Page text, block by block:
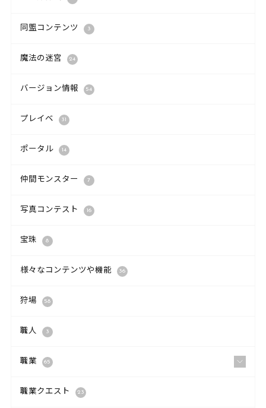
同盟コンテンツ 3
魔法の迷宮 24
バージョン情報 54
プレイベ 31
ポータル 14
仲間モンスター 7
写真コンテスト 16
宝珠 8
様々なコンテンツや機能 36
狩場 58
職人 3
職業 65
職業クエスト 23